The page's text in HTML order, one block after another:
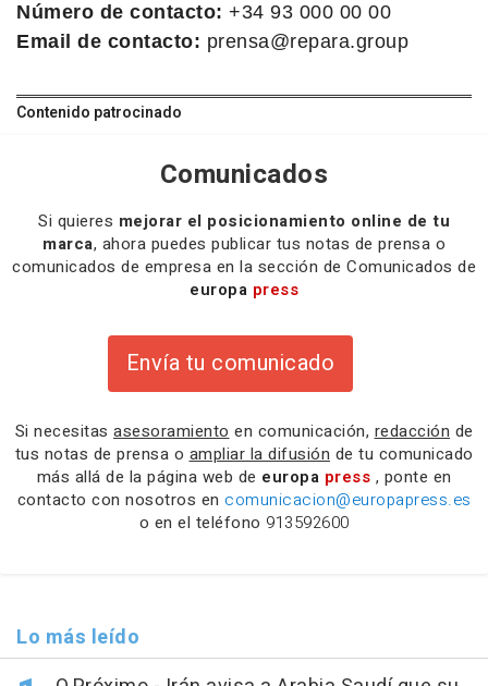
Número de contacto: +34 93 000 00 00
Email de contacto: prensa@repara.group
Contenido patrocinado
Comunicados
Si quieres mejorar el posicionamiento online de tu
marca, ahora puedes publicar tus notas de prensa o
comunicados de empresa en la sección de Comunicados de
europa press
Envía tu comunicado
Si necesitas asesoramiento en comunicación, redacción de
tus notas de prensa o ampliar la difusión de tu comunicado
más allá de la página web de europa press , ponte en
contacto con nosotros en comunicacion@europapress.es
o en el teléfono 913592600
Lo más leído